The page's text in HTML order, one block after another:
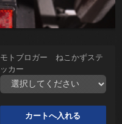
モトブロガー ねこかずステ
ッカー